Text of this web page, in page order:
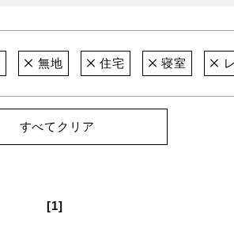
無地 住宅 寝室
すべてクリア
[1]